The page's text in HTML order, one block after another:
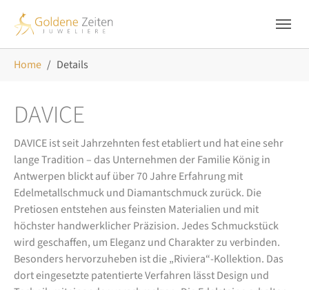
Home Details
DAVICE
DAVICE ist seit Jahrzehnten fest etabliert und hat eine sehr
lange Tradition – das Unternehmen der Familie König in
Antwerpen blickt auf über 70 Jahre Erfahrung mit
Edelmetallschmuck und Diamantschmuck zurück. Die
Pretiosen entstehen aus feinsten Materialien und mit
höchster handwerklicher Präzision. Jedes Schmuckstück
wird geschaffen, um Eleganz und Charakter zu verbinden.
Besonders hervorzuheben ist die „Riviera“-Kollektion. Das
dort eingesetzte patentierte Verfahren lässt Design und